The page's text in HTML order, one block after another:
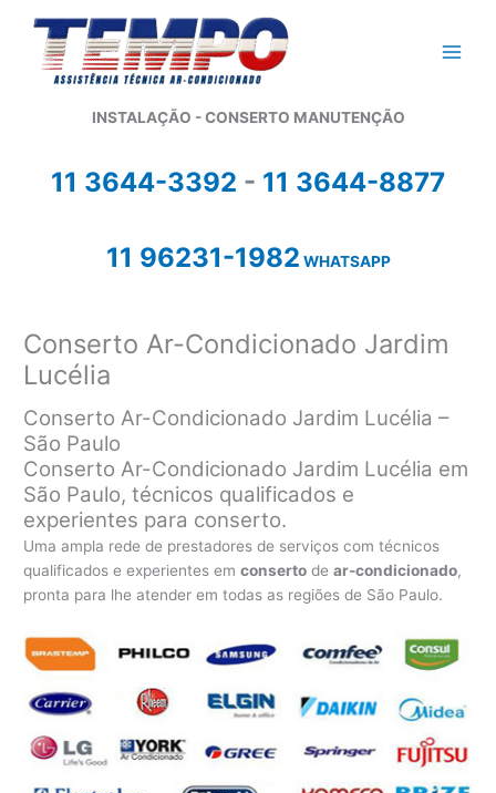
conteúdo
INSTALAÇÃO - CONSERTO MANUTENÇÃO
11 3644-3392 - 11 3644-8877
11 96231-1982 WHATSAPP
Conserto Ar-Condicionado Jardim
Lucélia
Conserto Ar-Condicionado Jardim Lucélia –
São Paulo
Conserto Ar-Condicionado Jardim Lucélia em
São Paulo, técnicos qualificados e
experientes para conserto.
Uma ampla rede de prestadores de serviços com técnicos
qualificados e experientes emconserto dear-condicionado,
pronta para lhe atender em todas as regiões de São Paulo.